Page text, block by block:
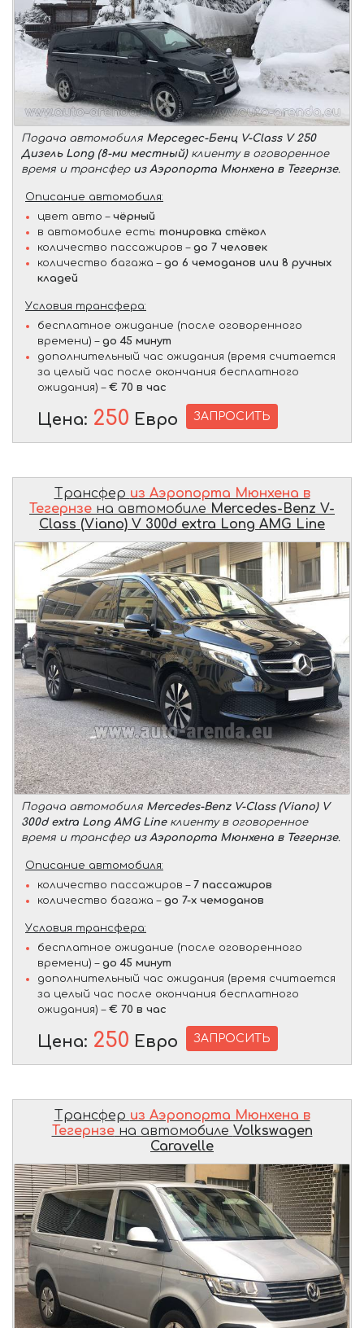
Подача автомобиля Мерседес-Бенц V-Class V 250
Дизель Long (8-ми местный)клиенту в оговоренное
время и трансфер из Аэропорта Мюнхена в Тегернзе.
Описание автомобиля:
цвет авто – чёрный
в автомобиле есть: тонировка стёкол
количество пассажиров – до 7 человек
количество багажа – до 6 чемоданов или 8 ручных
кладей
Условия трансфера:
бесплатное ожидание (после оговоренного
времени) – до 45 минут
дополнительный час ожидания (время считается
за целый час после окончания бесплатного
ожидания) – € 70 в час
Цена: 250 Евро ЗАПРОСИТЬ
Трансфер из Аэропорта Мюнхена в
Тегернзе на автомобиле Mercedes-Benz V-
Class (Viano) V 300d extra Long AMG Line
Подача автомобиля Mercedes-Benz V-Class (Viano) V
300d extra Long AMG Lineклиенту в оговоренное
время и трансфер из Аэропорта Мюнхена в Тегернзе.
Описание автомобиля:
количество пассажиров – 7 пассажиров
количество багажа – до 7-х чемоданов
Условия трансфера:
бесплатное ожидание (после оговоренного
времени) – до 45 минут
дополнительный час ожидания (время считается
за целый час после окончания бесплатного
ожидания) – € 70 в час
Цена: 250 Евро ЗАПРОСИТЬ
Трансфер из Аэропорта Мюнхена в
Тегернзена автомобиле Volkswagen
Caravelle